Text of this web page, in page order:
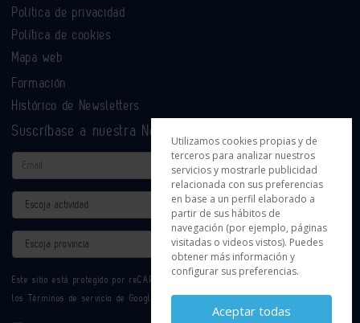
Política de privacidad
Política de cookies
Mapa web
Formación
Histórico de Newsletters
Suscríbase a nuestra Newsletter
Email
Actividad
Provincia
Este sitio está protegido por reCAPTCHA y se aplican la
los Términos de servicio de Google.
Utilizamos cookies propias y de
terceros para analizar nuestros
servicios y mostrarle publicidad
relacionada con sus preferencias
en base a un perfil elaborado a
partir de sus hábitos de
navegación (por ejemplo, páginas
visitadas o videos vistos). Puedes
obtener más información y
configurar sus preferencias.
Aceptar todas